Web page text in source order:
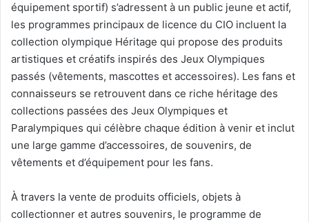
équipement sportif) s’adressent à un public jeune et actif,
les programmes principaux de licence du CIO incluent la
collection olympique Héritage qui propose des produits
artistiques et créatifs inspirés des Jeux Olympiques
passés (vêtements, mascottes et accessoires). Les fans et
connaisseurs se retrouvent dans ce riche héritage des
collections passées des Jeux Olympiques et
Paralympiques qui célèbre chaque édition à venir et inclut
une large gamme d’accessoires, de souvenirs, de
vêtements et d’équipement pour les fans.
À travers la vente de produits officiels, objets à
collectionner et autres souvenirs, le programme de